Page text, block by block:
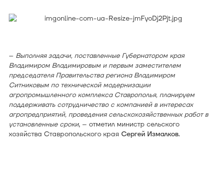
– Выполняя задачи, поставленные Губернатором края
Владимиром Владимировым и первым заместителем
председателя Правительства региона Владимиром
Ситниковым по технической модернизации
агропромышленного комплекса Ставрополья, планируем
поддерживать сотрудничество с компанией в интересах
агропредприятий, проведения сельскохозяйственных работ в
установленные сроки, – отметил министр сельского
хозяйства Ставропольского края Сергей Измалков.